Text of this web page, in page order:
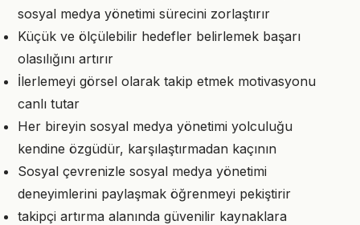
sosyal medya yönetimi sürecini zorlaştırır
Küçük ve ölçülebilir hedefler belirlemek başarı
olasılığını artırır
İlerlemeyi görsel olarak takip etmek motivasyonu
canlı tutar
Her bireyin sosyal medya yönetimi yolculuğu
kendine özgüdür, karşılaştırmadan kaçının
Sosyal çevrenizle sosyal medya yönetimi
deneyimlerini paylaşmak öğrenmeyi pekiştirir
takipçi artırma alanında güvenilir kaynaklara